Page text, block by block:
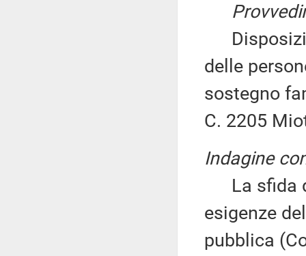
delle
sostegno
C. 2205
Indagine
La sfida
esigenze
pubblica